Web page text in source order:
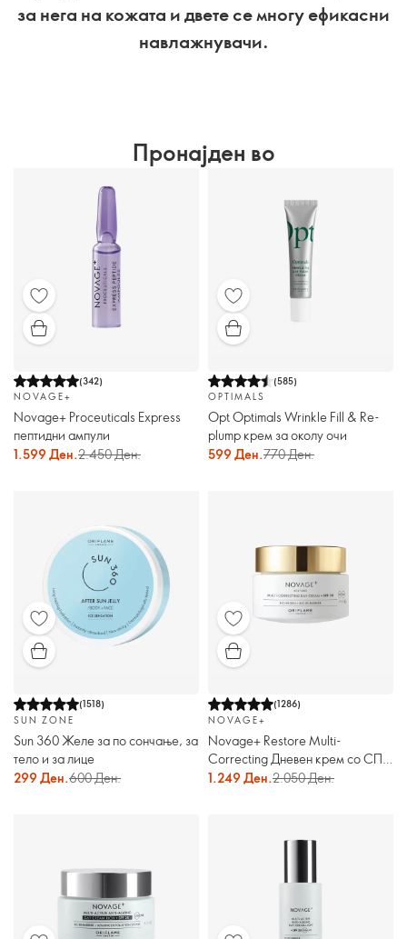
за нега на кожата и двете се многу ефикасни
навлажнувачи.
Пронајден во
(342)
NOVAGE+
Novage+ Proceuticals Express
пептидни ампули
1.599 Ден.2.450 Ден.
(585)
OPTIMALS
Opt Optimals Wrinkle Fill & Re-
plump крем за околу очи
599 Ден.770 Ден.
(1518)
SUN ZONE
Sun 360 Желе за по сончање, за
тело и за лице
299 Ден.600 Ден.
(1286)
NOVAGE+
Novage+ Restore Multi-
Correcting Дневен крем со СПФ
30
1.249 Ден.2.050 Ден.